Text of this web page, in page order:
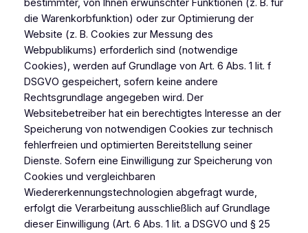
bestimmter, von Ihnen erwünschter Funktionen (z. B. für
die Warenkorbfunktion) oder zur Optimierung der
Website (z. B. Cookies zur Messung des
Webpublikums) erforderlich sind (notwendige
Cookies), werden auf Grundlage von Art. 6 Abs. 1 lit. f
DSGVO gespeichert, sofern keine andere
Rechtsgrundlage angegeben wird. Der
Websitebetreiber hat ein berechtigtes Interesse an der
Speicherung von notwendigen Cookies zur technisch
fehlerfreien und optimierten Bereitstellung seiner
Dienste. Sofern eine Einwilligung zur Speicherung von
Cookies und vergleichbaren
Wiedererkennungstechnologien abgefragt wurde,
erfolgt die Verarbeitung ausschließlich auf Grundlage
dieser Einwilligung (Art. 6 Abs. 1 lit. a DSGVO und § 25